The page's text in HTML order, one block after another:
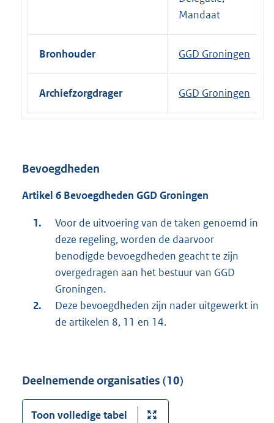
Mandaat
Bronhouder GGD Groningen
Archiefzorgdrager GGD Groningen
Bevoegdheden
Artikel 6 Bevoegdheden GGD Groningen
Voor de uitvoering van de taken genoemd in
deze regeling, worden de daarvoor
benodigde bevoegdheden geacht te zijn
overgedragen aan het bestuur van GGD
Groningen.
Deze bevoegdheden zijn nader uitgewerkt in
de artikelen 8, 11 en 14.
Deelnemende organisaties (10)
Toon volledige tabel